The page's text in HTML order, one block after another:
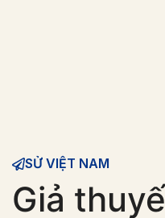
SỬ VIỆT NAM
Giả